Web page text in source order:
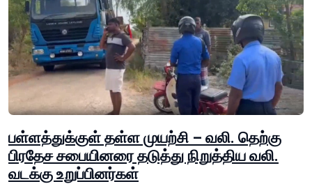
பள்ளத்துக்குள் தள்ள முயற்சி – வலி. தெற்கு
பிரதேச சபையினரை தடுத்து நிறுத்திய வலி.
வடக்கு உறுப்பினர்கள்